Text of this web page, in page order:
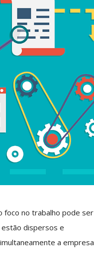
foco no trabalho pode ser
estão dispersos e
a empresa